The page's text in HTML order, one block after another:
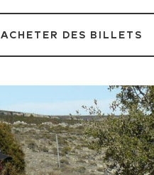
ACHETER DES BILLETS